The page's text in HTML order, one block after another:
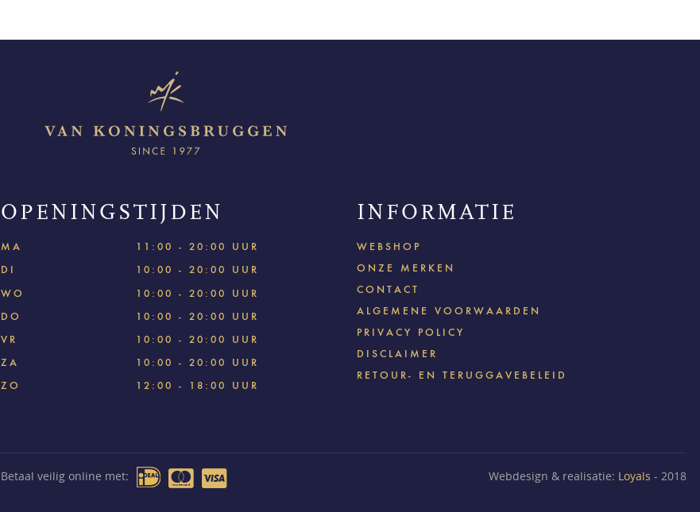
OPENINGSTIJDEN
MA
11:00 - 20:00 UUR
DI
10:00 - 20:00 UUR
WO
10:00 - 20:00 UUR
DO
10:00 - 20:00 UUR
VR
10:00 - 20:00 UUR
ZA
10:00 - 20:00 UUR
ZO
12:00 - 18:00 UUR
INFORMATIE
WEBSHOP
ONZE MERKEN
CONTACT
ALGEMENE VOORWAARDEN
PRIVACY POLICY
DISCLAIMER
RETOUR- EN TERUGGAVEBELEID
Betaal veilig online met: Webdesign & realisatie: Loyals - 2018